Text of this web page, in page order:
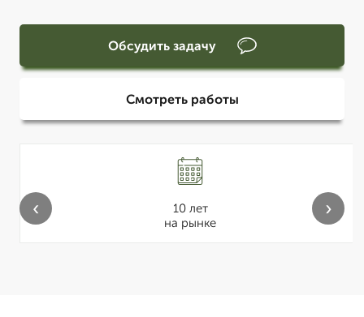
Обсудить задачу
Смотреть работы
10 лет
на рынке
‹ ›